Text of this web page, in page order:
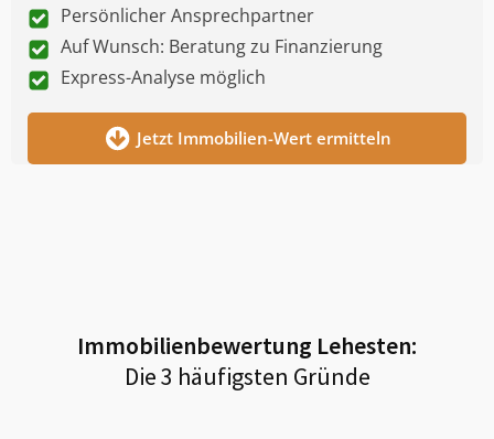
Persönlicher Ansprechpartner
Auf Wunsch: Beratung zu Finanzierung
Express-Analyse möglich
Jetzt Immobilien-Wert ermitteln
Immobilienbewertung Lehesten:
Die 3 häufigsten Gründe